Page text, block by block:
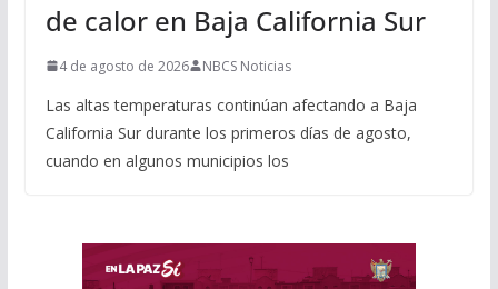
de calor en Baja California Sur
4 de agosto de 2026 NBCS Noticias
Las altas temperaturas continúan afectando a Baja
California Sur durante los primeros días de agosto,
cuando en algunos municipios los